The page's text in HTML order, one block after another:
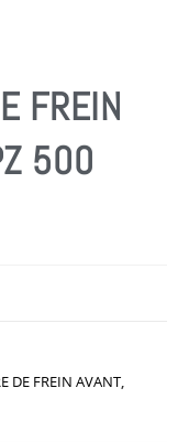
FREIN
500
DE FREIN AVANT,